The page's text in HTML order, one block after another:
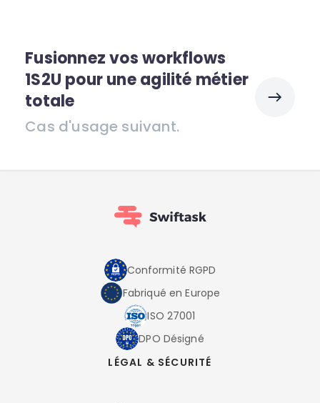
Fusionnez vos workflows
1S2U pour une agilité métier
totale
Cas d'usage suivant.
Conformité RGPD
Fabriqué en Europe
ISO 27001
DPO Désigné
LÉGAL & SÉCURITÉ